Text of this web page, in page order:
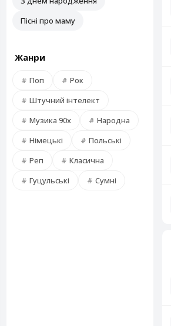
Пісні про маму
Жанри
Поп
Рок
Штучний інтелект
Музика 90х
Народна
Німецькі
Польські
Реп
Класична
Гуцульські
Сумні